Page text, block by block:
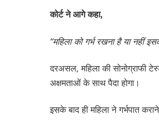
कोर्ट ने आगे कहा,
“महिला को गर्भ रखना है या नहीं
दरअसल, महिला की सोनोग्राफी
अक्षमताओं के साथ पैदा होगा।
इसके बाद ही महिला ने गर्भपात